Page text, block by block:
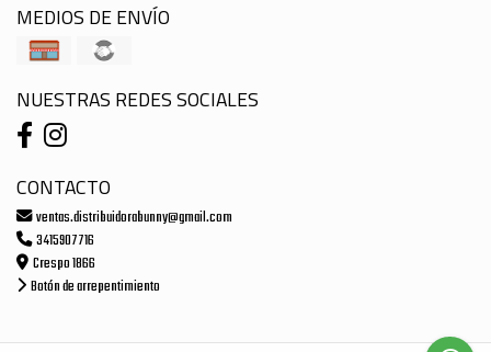
MEDIOS DE ENVÍO
NUESTRAS REDES SOCIALES
CONTACTO
ventas.distribuidorabunny@gmail.com
3415907716
Crespo 1866
Botón de arrepentimiento